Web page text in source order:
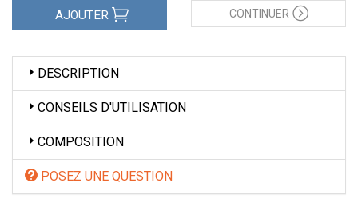
AJOUTER CONTINUER
DESCRIPTION
CONSEILS D'UTILISATION
COMPOSITION
POSEZ UNE QUESTION